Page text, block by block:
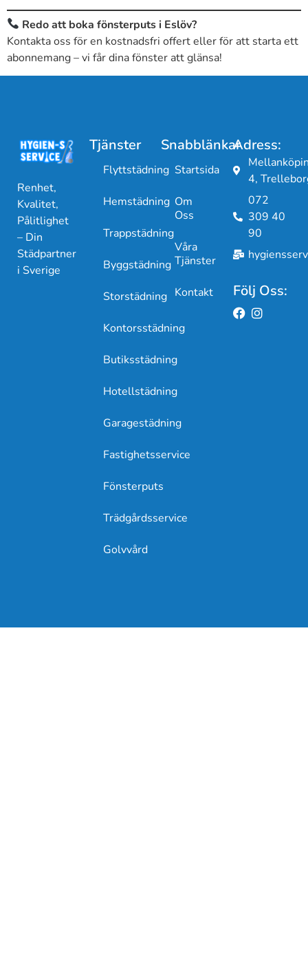
Redo att boka fönsterputs i Eslöv?
Kontakta oss för en kostnadsfri offert eller för att starta ett
abonnemang – vi får dina fönster att glänsa!
Renhet,
Kvalitet,
Pålitlighet
– Din
Städpartner
i Sverige
Tjänster
Flyttstädning
Hemstädning
Trappstädning
Byggstädning
Storstädning
Kontorsstädning
Butiksstädning
Hotellstädning
Garagestädning
Fastighetsservice
Fönsterputs
Trädgårdsservice
Golvvård
Snabblänkar
Startsida
Om
Oss
Våra
Tjänster
Kontakt
Adress:
4,
072
309 40
90
Följ Oss: